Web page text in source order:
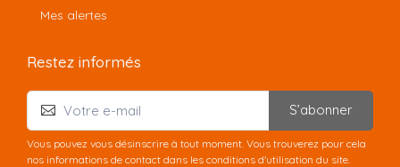
Mes alertes
Restez informés
S’abonner
Vous pouvez vous désinscrire à tout moment. Vous trouverez pour cela
nos informations de contact dans les conditions d'utilisation du site.